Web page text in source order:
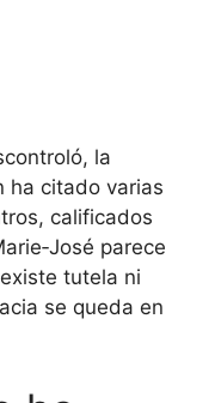
la
ha citado varias
calificados
parece
tutela ni
se queda en